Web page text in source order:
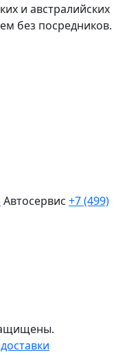
и австралийских
без посредников.
Автосервис +7 (499)